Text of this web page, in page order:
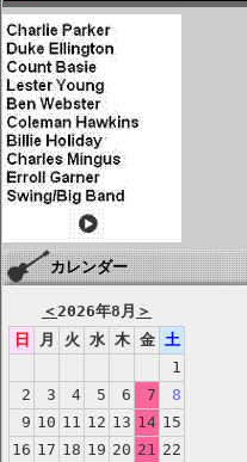
カレンダー
＜2026年8月 ＞
日
月 火 水 木 金 土
1
2
3 4 5 6 7
8
9 10 11 12 13 14 15
16 17 18 19 20 21 22